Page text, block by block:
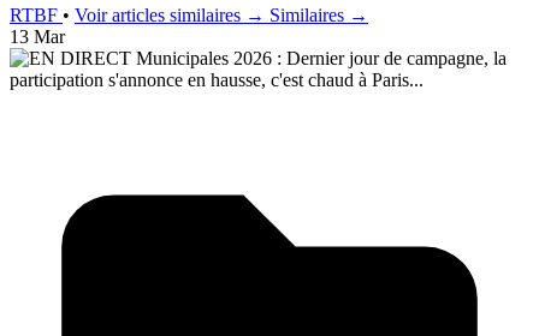
RTBF • Voir articles similaires → Similaires →
13 Mar